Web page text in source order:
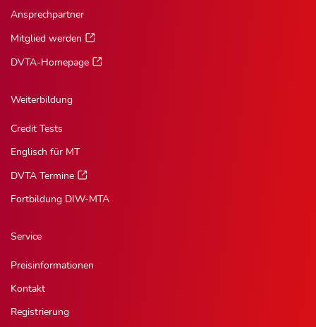
Ansprechpartner
Mitglied werden
DVTA-Homepage
Weiterbildung
Credit Tests
Englisch für MT
DVTA Termine
Fortbildung DIW-MTA
Service
Preisinformationen
Kontakt
Registrierung